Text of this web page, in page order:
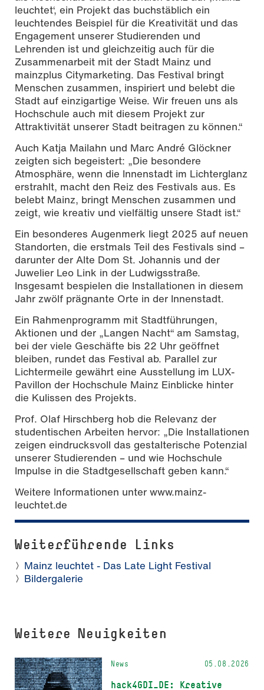
leuchtet‘, ein Projekt das buchstäblich ein
leuchtendes Beispiel für die Kreativität und das
Engagement unserer Studierenden und
Lehrenden ist und gleichzeitig auch für die
Zusammenarbeit mit der Stadt Mainz und
mainzplus Citymarketing. Das Festival bringt
Menschen zusammen, inspiriert und belebt die
Stadt auf einzigartige Weise. Wir freuen uns als
Hochschule auch mit diesem Projekt zur
Attraktivität unserer Stadt beitragen zu können.“
Auch Katja Mailahn und Marc André Glöckner
zeigten sich begeistert: „Die besondere
Atmosphäre, wenn die Innenstadt im Lichterglanz
erstrahlt, macht den Reiz des Festivals aus. Es
belebt Mainz, bringt Menschen zusammen und
zeigt, wie kreativ und vielfältig unsere Stadt ist.“
Ein besonderes Augenmerk liegt 2025 auf neuen
Standorten, die erstmals Teil des Festivals sind –
darunter der Alte Dom St. Johannis und der
Juwelier Leo Link in der Ludwigsstraße.
Insgesamt bespielen die Installationen in diesem
Jahr zwölf prägnante Orte in der Innenstadt.
Ein Rahmenprogramm mit Stadtführungen,
Aktionen und der „Langen Nacht“ am Samstag,
bei der viele Geschäfte bis 22 Uhr geöffnet
bleiben, rundet das Festival ab. Parallel zur
Lichtermeile gewährt eine Ausstellung im LUX-
Pavillon der Hochschule Mainz Einblicke hinter
die Kulissen des Projekts.
Prof. Olaf Hirschberg hob die Relevanz der
studentischen Arbeiten hervor: „Die Installationen
zeigen eindrucksvoll das gestalterische Potenzial
unserer Studierenden – und wie Hochschule
Impulse in die Stadtgesellschaft geben kann.“
Weitere Informationen unter www.mainz-
leuchtet.de
Weiterführende Links
Mainz leuchtet - Das Late Light Festival
Bildergalerie
Weitere Neuigkeiten
News 05.08.2026
hack4GDI_DE: Kreative